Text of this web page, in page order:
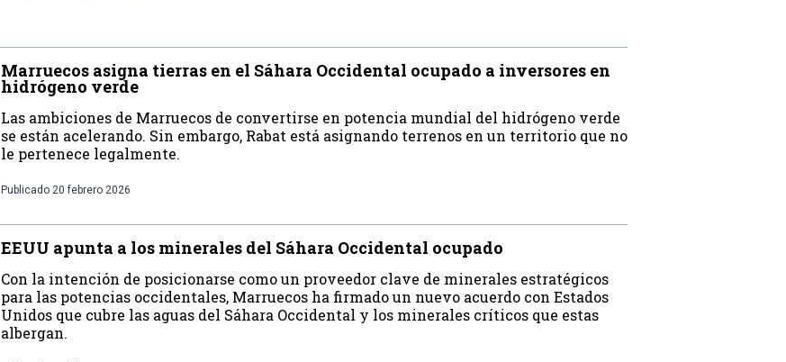
Marruecos asigna tierras en el Sáhara Occidental ocupado a inversores en
hidrógeno verde
Las ambiciones de Marruecos de convertirse en potencia mundial del hidrógeno verde
se están acelerando. Sin embargo, Rabat está asignando terrenos en un territorio que no
le pertenece legalmente.
Publicado 20 febrero 2026
EEUU apunta a los minerales del Sáhara Occidental ocupado
Con la intención de posicionarse como un proveedor clave de minerales estratégicos
para las potencias occidentales, Marruecos ha firmado un nuevo acuerdo con Estados
Unidos que cubre las aguas del Sáhara Occidental y los minerales críticos que estas
albergan.